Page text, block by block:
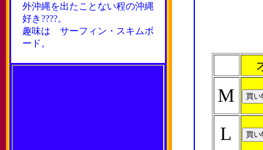
外沖縄を出たことない程の沖縄
好き????。
趣味は サーフィン・スキムボ
ード。
M
L